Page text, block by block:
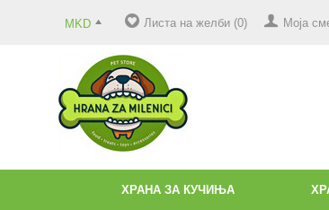
MKD Листа на желби (0) Моја
ХРАНА ЗА КУЧИЊА